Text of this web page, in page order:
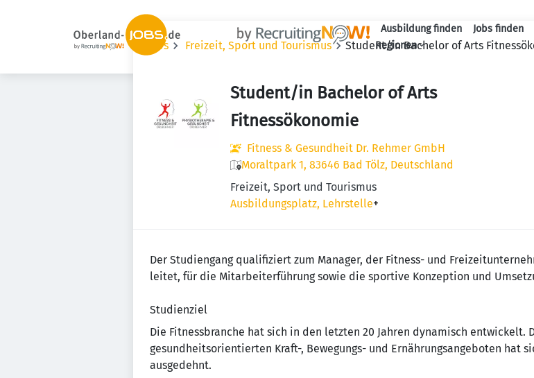
Ausbildung finden Jobs finden
Regionen
Jobs Freizeit, Sport und Tourismus Student/in Bachelor of Arts
Student/in Bachelor of Arts
Fitnessökonomie
Fitness & Gesundheit Dr. Rehmer GmbH
Moraltpark 1, 83646 Bad Tölz, Deutschland
Freizeit, Sport und Tourismus
Ausbildungsplatz, Lehrstelle+
Der Studiengang qualifiziert zum Manager, der Fitness- und
leitet, für die Mitarbeiterführung sowie die sportive Konzeption und
Studienziel
Die Fitnessbranche hat sich in den letzten 20 Jahren dynamisch entwickelt.
gesundheitsorientierten Kraft-, Bewegungs- und Ernährungsangeboten hat
ausgedehnt.